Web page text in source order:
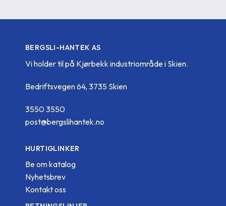
BERGSLI-HANTEK AS
Vi holder til på Kjørbekk industriområde i Skien.
Bedriftsvegen 64, 3735 Skien
3550 3550
post@bergslihantek.no
HURTIGLINKER
Be om katalog
Nyhetsbrev
Kontakt oss